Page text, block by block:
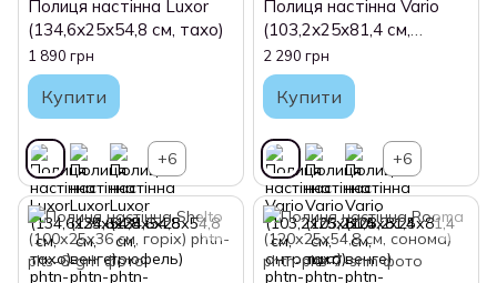
Полиця настінна Luxor
(134,6х25х54,8 см, тахо)
1 890 грн
Купити
+6
Полиця настінна Vario
(103,2х25х81,4 см,
антрацит)
2 290 грн
Купити
+6